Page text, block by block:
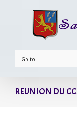
Go to...
REUNION DU